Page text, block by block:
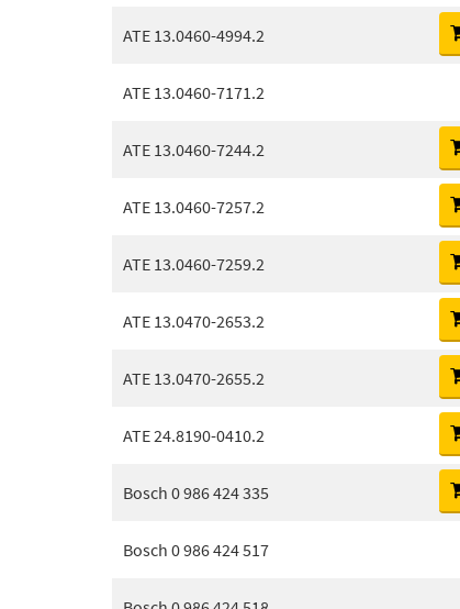
ATE 13.0460-4994.2
ATE 13.0460-7171.2
ATE 13.0460-7244.2
ATE 13.0460-7257.2
ATE 13.0460-7259.2
ATE 13.0470-2653.2
ATE 13.0470-2655.2
ATE 24.8190-0410.2
Bosch 0 986 424 335
Bosch 0 986 424 517